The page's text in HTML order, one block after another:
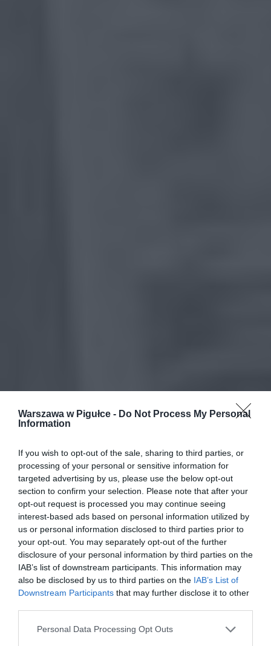
Warszawa w Pigułce - Do Not Process My Personal
Information
If you wish to opt-out of the sale, sharing to third parties, or
processing of your personal or sensitive information for
targeted advertising by us, please use the below opt-out
section to confirm your selection. Please note that after your
opt-out request is processed you may continue seeing
interest-based ads based on personal information utilized by
us or personal information disclosed to third parties prior to
your opt-out. You may separately opt-out of the further
disclosure of your personal information by third parties on the
IAB’s list of downstream participants. This information may
also be disclosed by us to third parties on the IAB’s List of
Downstream Participants that may further disclose it to other
Personal Data Processing Opt Outs